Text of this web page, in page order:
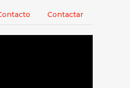
Contactar